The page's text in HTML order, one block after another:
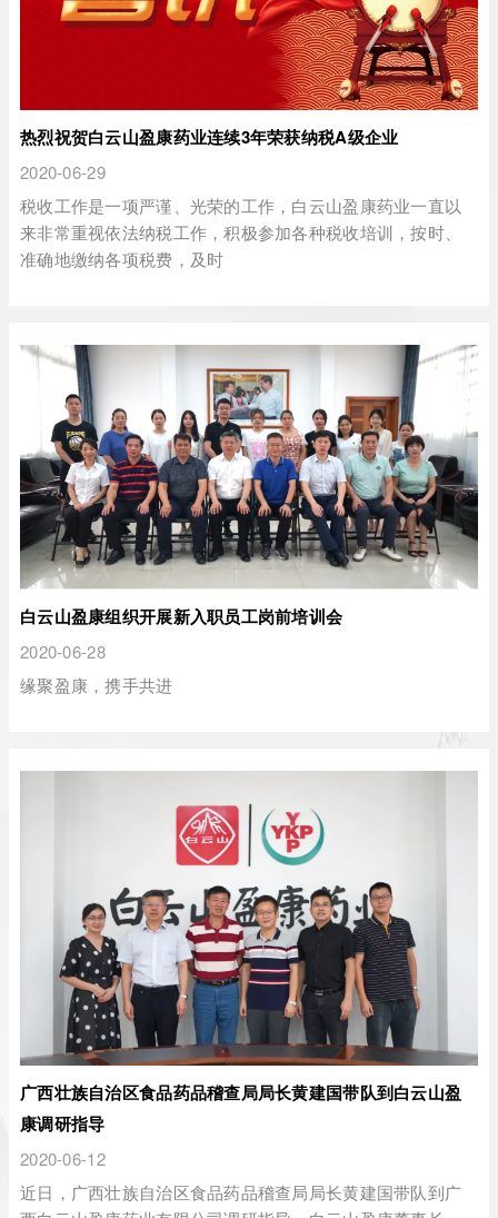
热烈祝贺白云山盈康药业连续3年荣获纳税A级企业
2020-06-29
税收工作是一项严谨、光荣的工作，白云山盈康药业一直以
来非常重视依法纳税工作，积极参加各种税收培训，按时、
准确地缴纳各项税费，及时
白云山盈康组织开展新入职员工岗前培训会
2020-06-28
缘聚盈康，携手共进
广西壮族自治区食品药品稽查局局长黄建国带队到白云山盈
康调研指导
2020-06-12
近日，广西壮族自治区食品药品稽查局局长黄建国带队到广